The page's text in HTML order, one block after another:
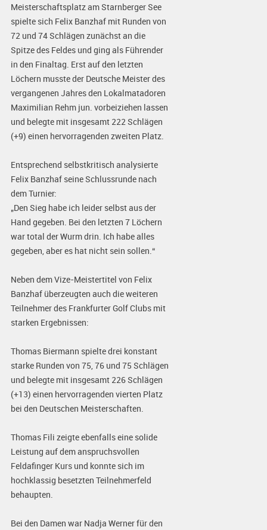
Meisterschaftsplatz am Starnberger See
spielte sich Felix Banzhaf mit Runden von
72 und 74 Schlägen zunächst an die
Spitze des Feldes und ging als Führender
in den Finaltag. Erst auf den letzten
Löchern musste der Deutsche Meister des
vergangenen Jahres den Lokalmatadoren
Maximilian Rehm jun. vorbeiziehen lassen
und belegte mit insgesamt 222 Schlägen
(+9) einen hervorragenden zweiten Platz.
Entsprechend selbstkritisch analysierte
Felix Banzhaf seine Schlussrunde nach
dem Turnier:
„Den Sieg habe ich leider selbst aus der
Hand gegeben. Bei den letzten 7 Löchern
war total der Wurm drin. Ich habe alles
gegeben, aber es hat nicht sein sollen.“
Neben dem Vize-Meistertitel von Felix
Banzhaf überzeugten auch die weiteren
Teilnehmer des Frankfurter Golf Clubs mit
starken Ergebnissen:
Thomas Biermann spielte drei konstant
starke Runden von 75, 76 und 75 Schlägen
und belegte mit insgesamt 226 Schlägen
(+13) einen hervorragenden vierten Platz
bei den Deutschen Meisterschaften.
Thomas Fili zeigte ebenfalls eine solide
Leistung auf dem anspruchsvollen
Feldafinger Kurs und konnte sich im
hochklassig besetzten Teilnehmerfeld
behaupten.
Bei den Damen war Nadja Werner für den